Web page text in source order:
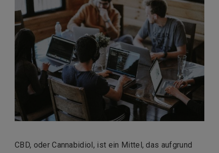
CBD, oder Cannabidiol, ist ein Mittel, das aufgrund